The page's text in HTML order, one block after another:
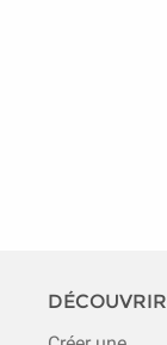
DÉCOUVRIR